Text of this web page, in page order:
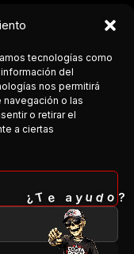
tecnologías como
del
nos permitirá
o las
o retirar el
a ciertas
rock y metal en
¿T e a y udo ?